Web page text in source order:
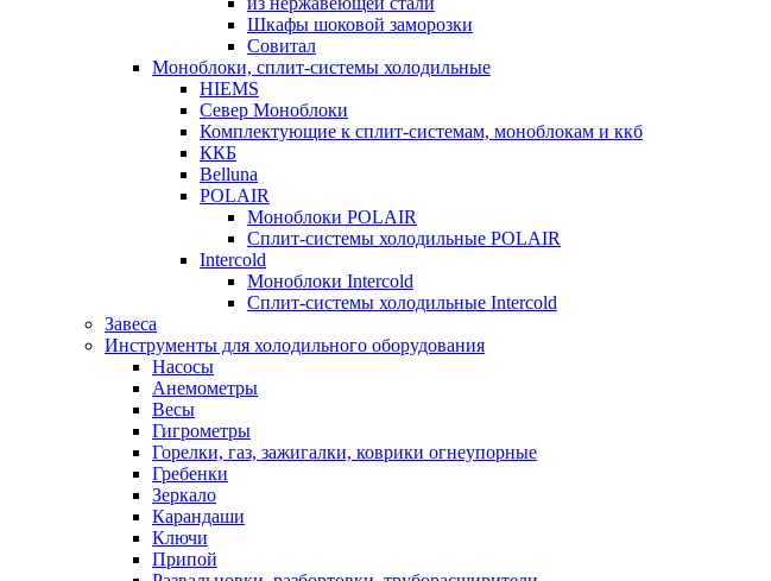
Шкафы шоковой заморозки
Совитал
Моноблоки, сплит-системы холодильные
HIEMS
Север Моноблоки
Комплектующие к сплит-системам, моноблокам и ккб
ККБ
Belluna
POLAIR
Моноблоки POLAIR
Сплит-системы холодильные POLAIR
Intercold
Моноблоки Intercold
Сплит-системы холодильные Intercold
Завеса
Инструменты для холодильного оборудования
Насосы
Анемометры
Весы
Гигрометры
Горелки, газ, зажигалки, коврики огнеупорные
Гребенки
Зеркало
Карандаши
Ключи
Припой